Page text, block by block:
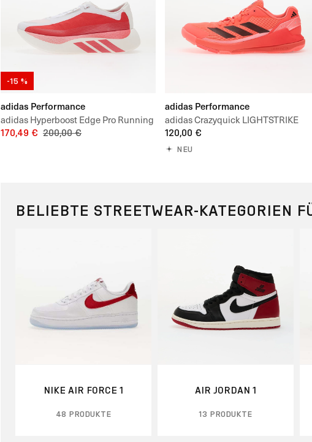
-15 %
adidas Performance
adidas Hyperboost Edge Pro Running
170,49 € 200,00 €
adidas Performance
adidas Crazyquick LIGHTSTRIKE
Padel
120,00 €
NEU
BELIEBTE STREETWEAR-KATEGORIEN
NIKE AIR FORCE 1
48 PRODUKTE
AIR JORDAN 1
13 PRODUKTE